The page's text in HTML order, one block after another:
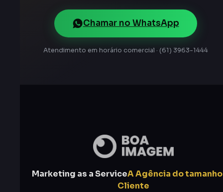
Chamar no WhatsApp
Atendimento em horário comercial · (61) 3963-1444
Marketing as a ServiceA Agência do
Cliente